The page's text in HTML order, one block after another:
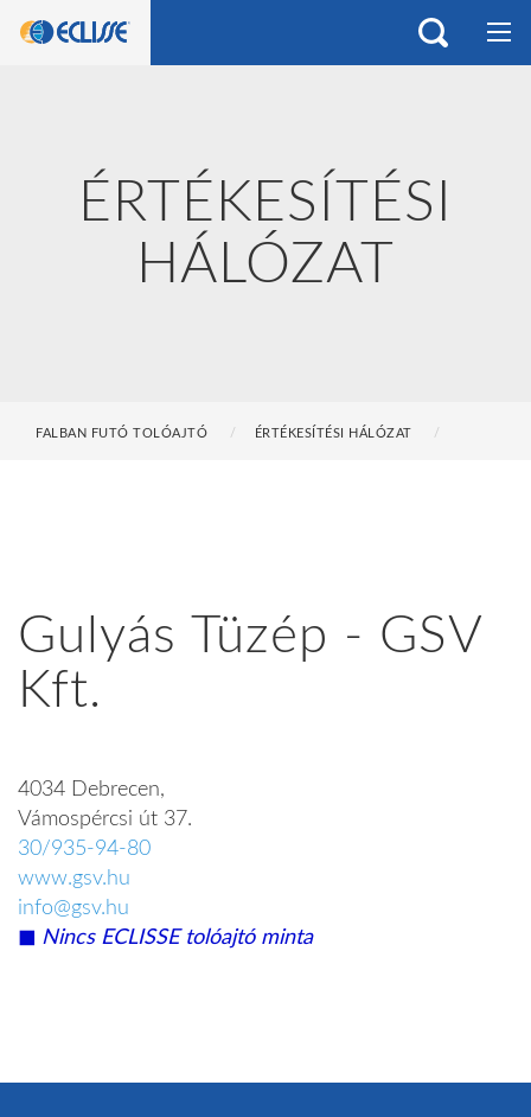
ÉRTÉKESÍTÉSI
HÁLÓZAT
FALBAN FUTÓ TOLÓAJTÓ ÉRTÉKESÍTÉSI HÁLÓZAT
Gulyás Tüzép - GSV
Kft.
4034 Debrecen,
Vámospércsi út 37.
30/935-94-80
www.gsv.hu
info@gsv.hu
◼︎ Nincs ECLISSE tolóajtó minta